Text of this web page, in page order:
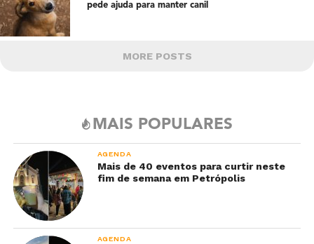
pede ajuda para manter canil
MORE POSTS
MAIS POPULARES
AGENDA
Mais de 40 eventos para curtir neste
fim de semana em Petrópolis
AGENDA